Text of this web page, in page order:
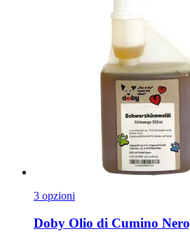
3 opzioni
Doby Olio di Cumino